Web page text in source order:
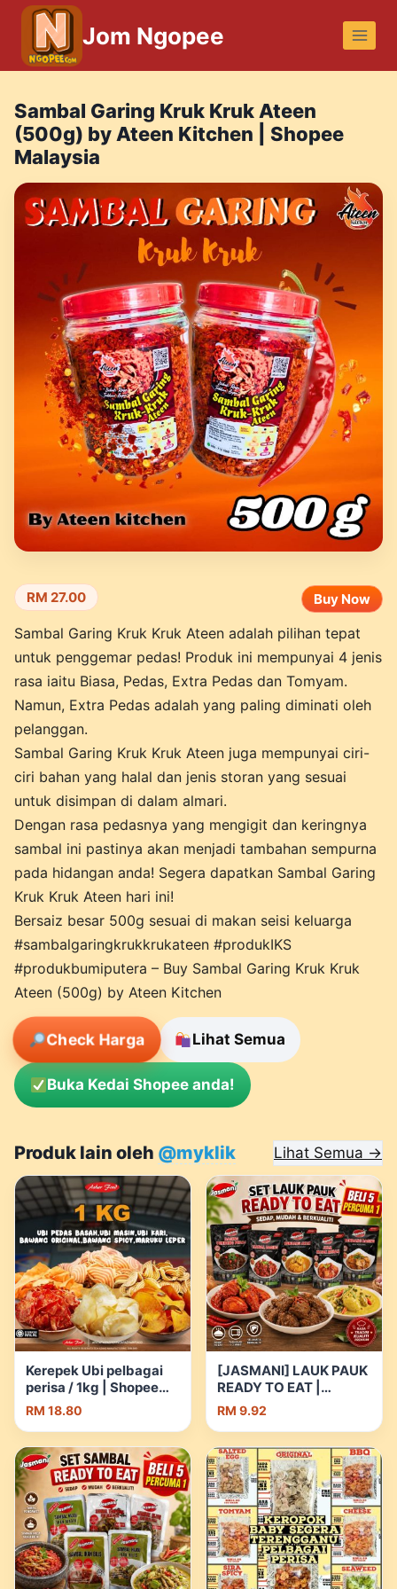
Skip
content
Jom Ngopee
Sambal Garing Kruk Kruk Ateen
(500g) by Ateen Kitchen | Shopee
Malaysia
RM 27.00 Buy Now
Sambal Garing Kruk Kruk Ateen adalah pilihan tepat
untuk penggemar pedas! Produk ini mempunyai 4 jenis
rasa iaitu Biasa, Pedas, Extra Pedas dan Tomyam.
Namun, Extra Pedas adalah yang paling diminati oleh
pelanggan.
Sambal Garing Kruk Kruk Ateen juga mempunyai ciri-
ciri bahan yang halal dan jenis storan yang sesuai
untuk disimpan di dalam almari.
Dengan rasa pedasnya yang mengigit dan keringnya
sambal ini pastinya akan menjadi tambahan sempurna
pada hidangan anda! Segera dapatkan Sambal Garing
Kruk Kruk Ateen hari ini!
Bersaiz besar 500g sesuai di makan seisi keluarga
#sambalgaringkrukkrukateen #produkIKS
#produkbumiputera – Buy Sambal Garing Kruk Kruk
Ateen (500g) by Ateen Kitchen
Check Harga Lihat Semua
Buka Kedai Shopee anda!
Produk lain oleh @myklik Lihat Semua →
Kerepek Ubi pelbagai
perisa / 1kg | Shopee
Malaysia
RM 18.80
[JASMANI] LAUK PAUK
READY TO EAT |
Shopee Malaysia
RM 9.92